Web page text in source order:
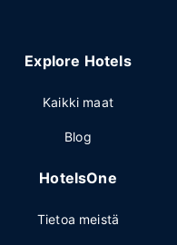
Explore Hotels
Kaikki maat
Blog
HotelsOne
Tietoa meistä